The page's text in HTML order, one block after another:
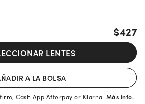
$427
LENTES
A LA BOLSA
Cash App Afterpay or Klarna Más info.